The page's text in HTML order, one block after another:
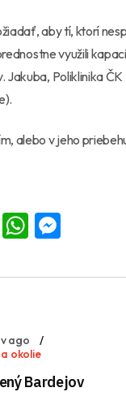
aby tí, ktorí
využili
Jakuba, Poliklinika
alebo v jeho
X
ago
okolie
Bardejov